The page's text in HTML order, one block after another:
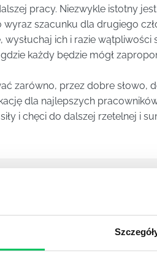
pracy. Niezwykle istotny
szacunku dla drugiego
ich i razie wątpliwości
każdy będzie mógł
zarówno, przez dobre słowo,
dla najlepszych
i chęci do dalszej rzetelnej i
W ZWINNEJ
to szereg czynności